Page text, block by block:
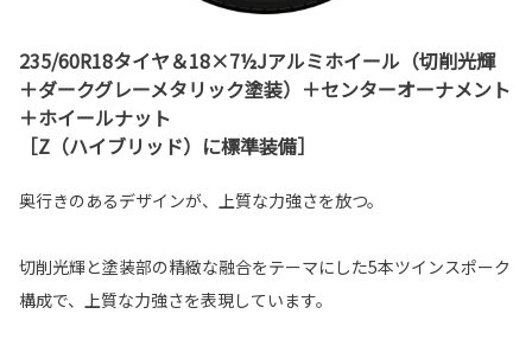
235/60R18タイヤ＆18×7½Jアルミホイール（切削光輝
＋ダークグレーメタリック塗装）＋センターオーナメント
＋ホイールナット
［Z（ハイブリッド）に標準装備］
奥行きのあるデザインが、上質な力強さを放つ。
切削光輝と塗装部の精緻な融合をテーマにした5本ツインスポーク
構成で、上質な力強さを表現しています。